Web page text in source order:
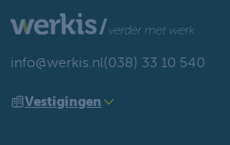
info@werkis.nl(038) 33 10 540
Vestigingen